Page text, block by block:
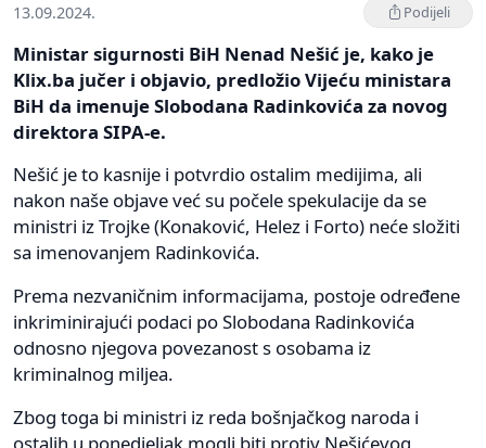
13.09.2024. Podijeli
Ministar sigurnosti BiH Nenad Nešić je, kako je
Klix.ba jučer i objavio, predložio Vijeću ministara
BiH da imenuje Slobodana Radinkovića za novog
direktora SIPA-e.
Nešić je to kasnije i potvrdio ostalim medijima, ali
nakon naše objave već su počele spekulacije da se
ministri iz Trojke (Konaković, Helez i Forto) neće složiti
sa imenovanjem Radinkovića.
Prema nezvaničnim informacijama, postoje određene
inkriminirajući podaci po Slobodana Radinkovića
odnosno njegova povezanost s osobama iz
kriminalnog miljea.
Zbog toga bi ministri iz reda bošnjačkog naroda i
ostalih u ponedjeljak mogli biti protiv Nešićevog